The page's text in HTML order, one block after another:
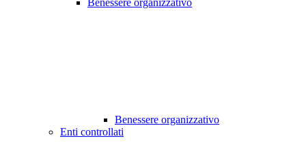
Benessere organizzativo
Benessere organizzativo
Enti controllati